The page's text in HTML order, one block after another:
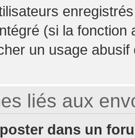
(si la fonction
un usage
liés aux
dans un